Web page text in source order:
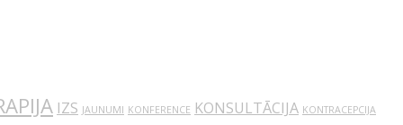
IZS JAUNUMI KONFERENCE KONSULTĀCIJA KONTRACEPCIJA